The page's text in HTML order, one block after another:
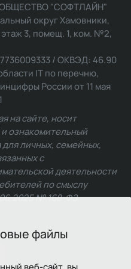
файлы
веб-сайт, вы
"СОФТЛАЙН"
округ Хамовники,
этаж 3, помещ. 1, ком. №2,
/ ОКВЭД: 46.90
IT по перечню,
России от 11 мая
на сайте, носит
ознакомительный
личных, семейных,
с
деятельности
по смыслу
№ 168-ФЗ.